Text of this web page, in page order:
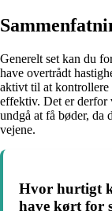
Generelt set kan du
have overtrådt
aktivt til at kontrollere
effektiv. Det er derfor
undgå at få bøder, da
vejene.
Hvor hurtigt
have kørt for